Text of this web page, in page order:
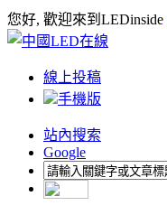
您好, 歡迎來到LEDinside
線上投稿
手機版
站內搜索
Google